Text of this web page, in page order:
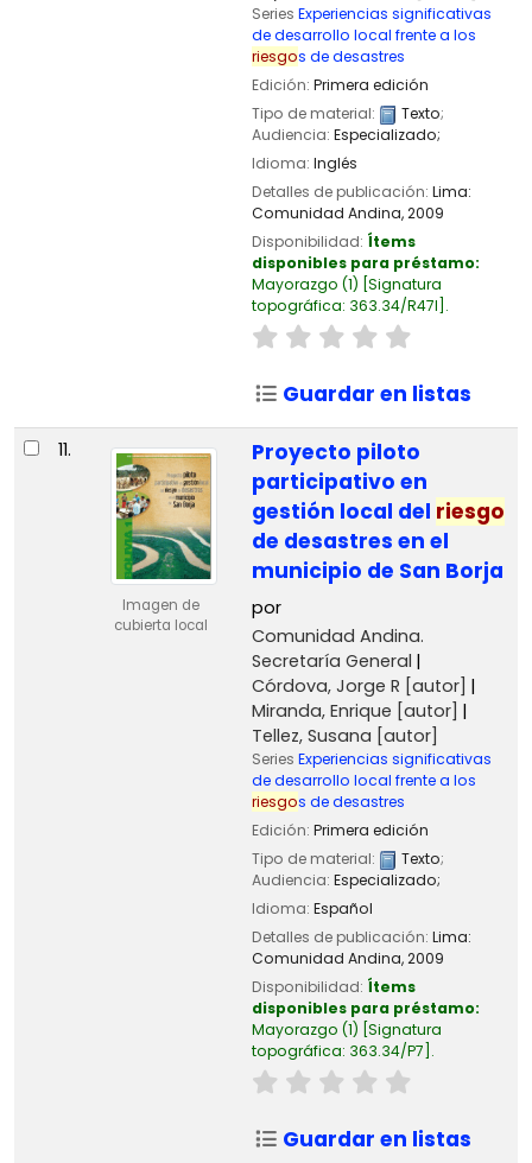
Series Experiencias significativas
de desarrollo local frente a los
riesgos de desastres
Edición: Primera edición
Tipo de material:
Texto;
Audiencia: Especializado;
Idioma: Inglés
Detalles de publicación: Lima:
Comunidad Andina,2009
Disponibilidad: Ítems
disponibles para préstamo:
Mayorazgo (1) Signatura
topográfica: 363.34/R47I .
Guardar en listas
11.
Imagen de
cubierta local
Proyecto piloto
participativo en
gestión local del riesgo
de desastres en el
municipio de San Borja
por
Comunidad Andina.
Secretaría General
Córdova, Jorge R [autor]
Miranda, Enrique [autor]
Tellez, Susana [autor]
Series Experiencias significativas
de desarrollo local frente a los
riesgos de desastres
Edición: Primera edición
Tipo de material:
Texto;
Audiencia: Especializado;
Idioma: Español
Detalles de publicación: Lima:
Comunidad Andina,2009
Disponibilidad: Ítems
disponibles para préstamo:
Mayorazgo (1) Signatura
topográfica: 363.34/P7 .
Guardar en listas